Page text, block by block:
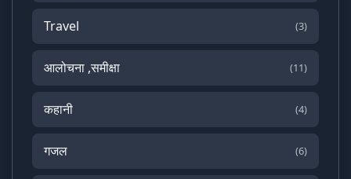
Travel (3)
आलोचना ,समीक्षा (11)
कहानी (4)
गजल (6)